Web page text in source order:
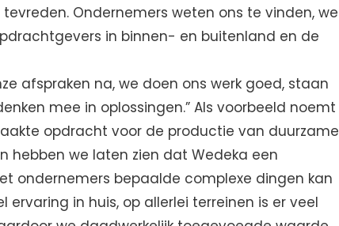
Ondernemers weten ons te vinden, we
in binnen- en buitenland en de
afspraken na, we doen ons werk goed, staan
mee in oplossingen.” Als voorbeeld noemt
opdracht voor de productie van duurzame
hebben we laten zien dat Wedeka een
ondernemers bepaalde complexe dingen kan
ervaring in huis, op allerlei terreinen is er veel